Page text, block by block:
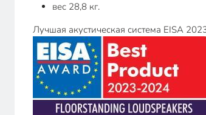
вес 28,8 кг.
Лучшая акустическая система EISA